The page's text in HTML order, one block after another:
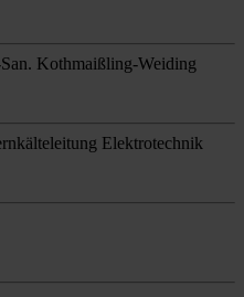
Kothmaißling-Weiding
Elektrotechnik